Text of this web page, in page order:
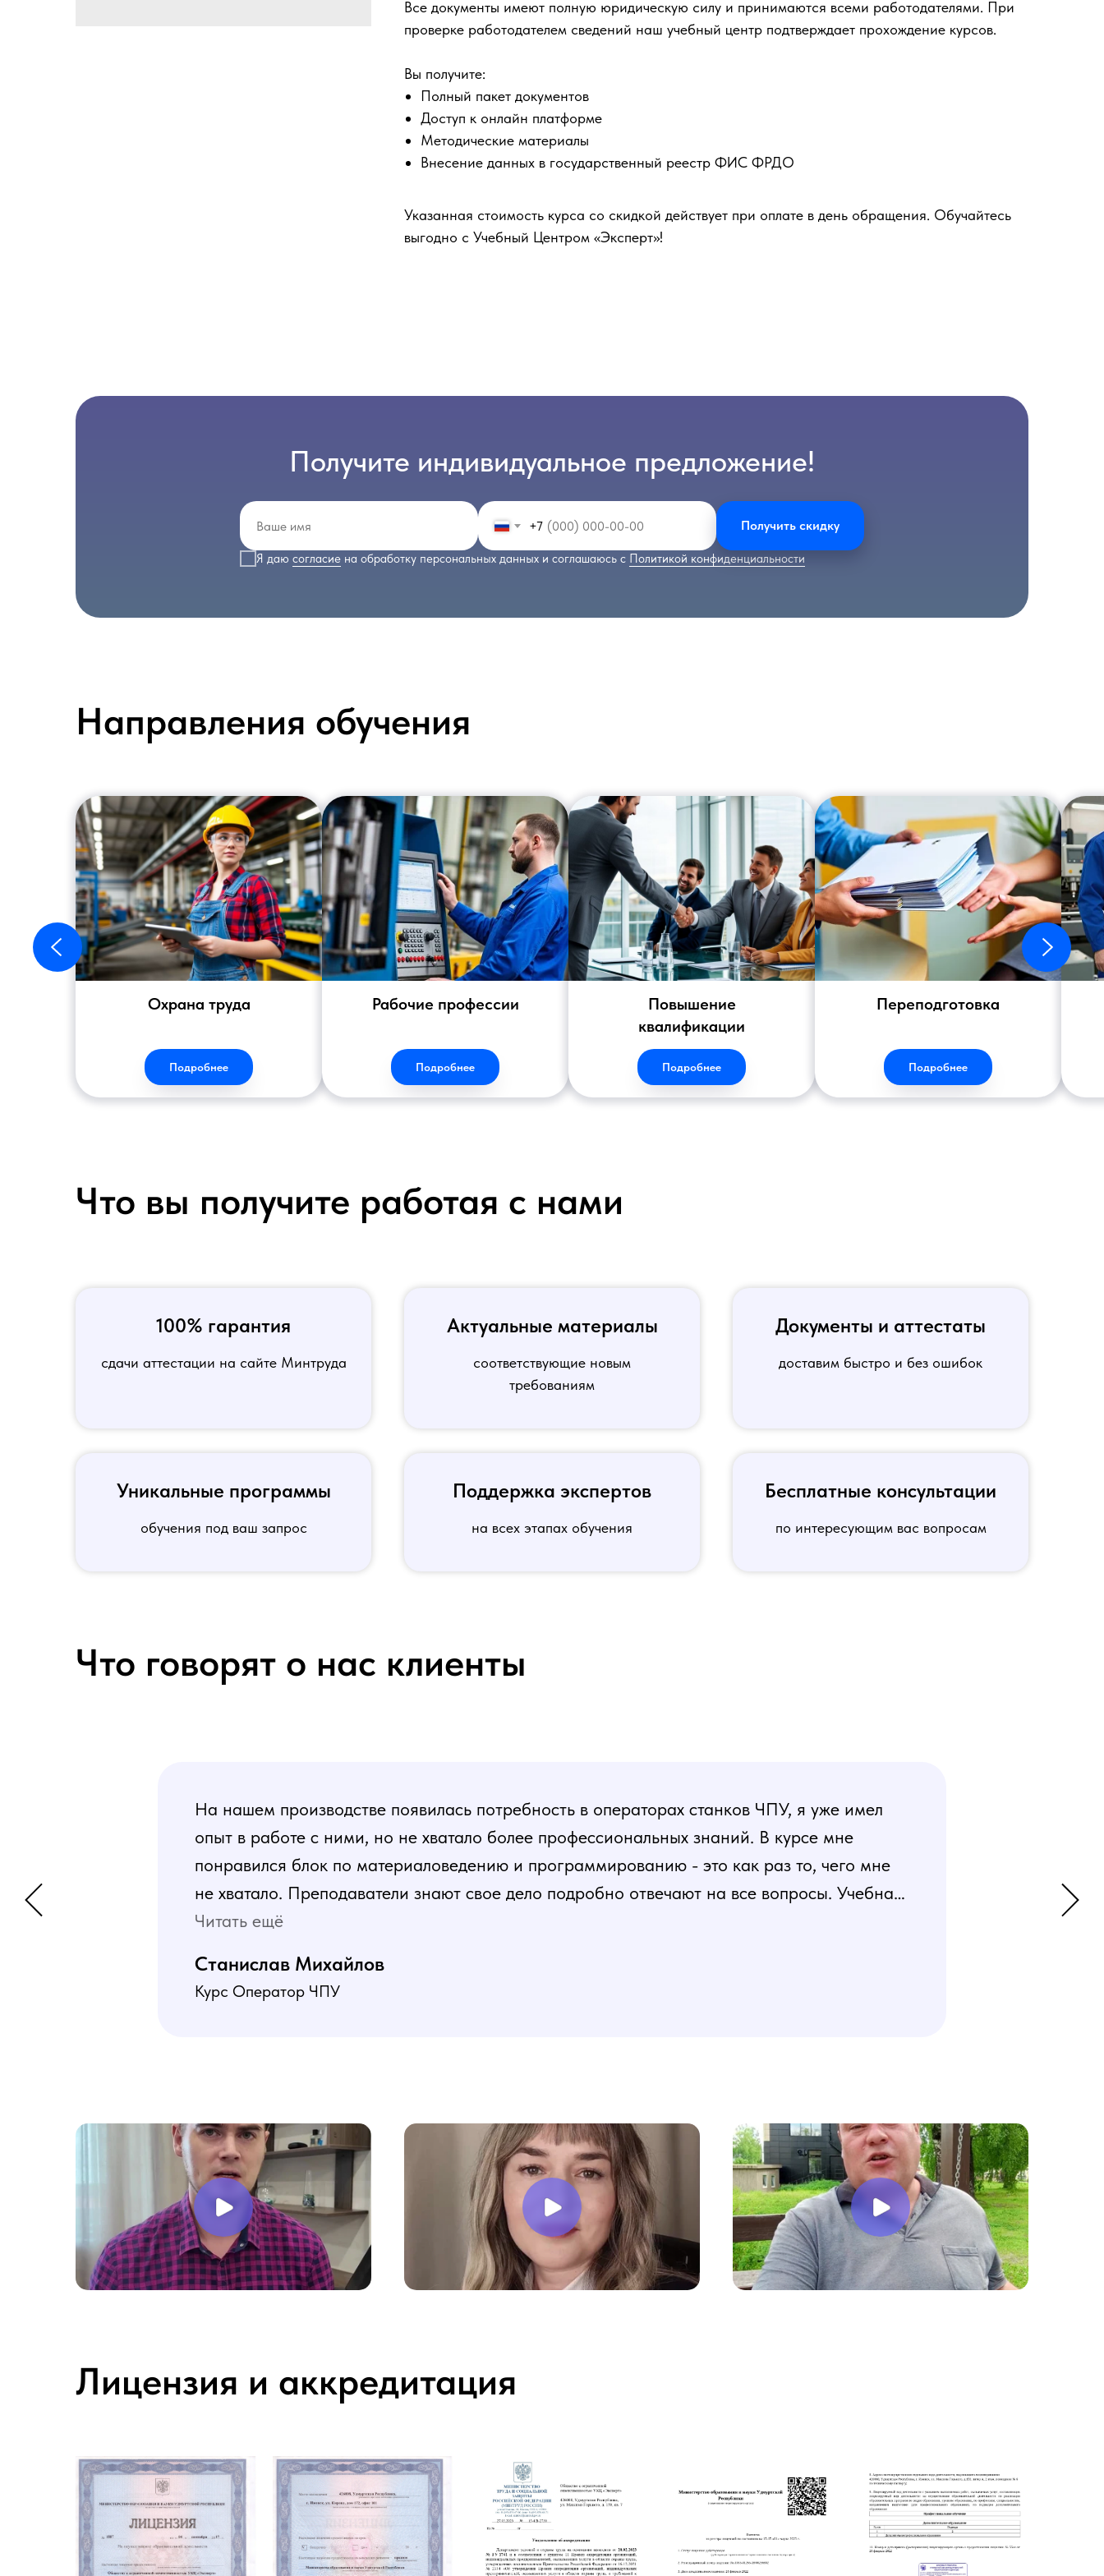
Все документы имеют полную юридическую силу и принимаются всеми работодателями. При
проверке работодателем сведений наш учебный центр подтверждает прохождение курсов.
Вы получите:
Полный пакет документов
Доступ к онлайн платформе
Методические материалы
Внесение данных в государственный реестр ФИС ФРДО
Указанная стоимость курса со скидкой действует при оплате в день обращения. Обучайтесь
выгодно с Учебный Центром «Эксперт»!
Получите индивидуальное предложение!
+7
Я даю согласие на обработку персональных данных и соглашаюсь с Политикой конфиденциальности
Получить скидку
Направления обучения
Охрана труда
Подробнее
Рабочие профессии
Подробнее
Повышение
квалификации
Подробнее
Переподготовка
Подробнее
Что вы получите работая с нами
100% гарантия
сдачи аттестации на сайте Минтруда
Актуальные материалы
соответствующие новым
требованиям
Документы и аттестаты
доставим быстро и без ошибок
Уникальные программы
обучения под ваш запрос
Поддержка экспертов
на всех этапах обучения
Бесплатные консультации
по интересующим вас вопросам
Что говорят о нас клиенты
На нашем производстве появилась потребность в операторах станков ЧПУ, я уже имел
опыт в работе с ними, но не хватало более профессиональных знаний. В курсе мне
понравился блок по материаловедению и программированию - это как раз то, чего мне
не хватало. Преподаватели знают свое дело подробно отвечают на все вопросы. Учебная
программа пошаговая и постепенная, это очень облегчает процесс усвоения материала.
Читать ещё
Станислав Михайлов
Курс Оператор ЧПУ
Лицензия и аккредитация